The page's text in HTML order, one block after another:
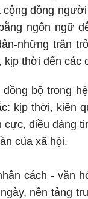
đồng
ngôn ngữ
những trăn
thời đến các
bộ trong
kịp thời, kiên
điều đáng
của xã hội.
cách - văn
nền tảng